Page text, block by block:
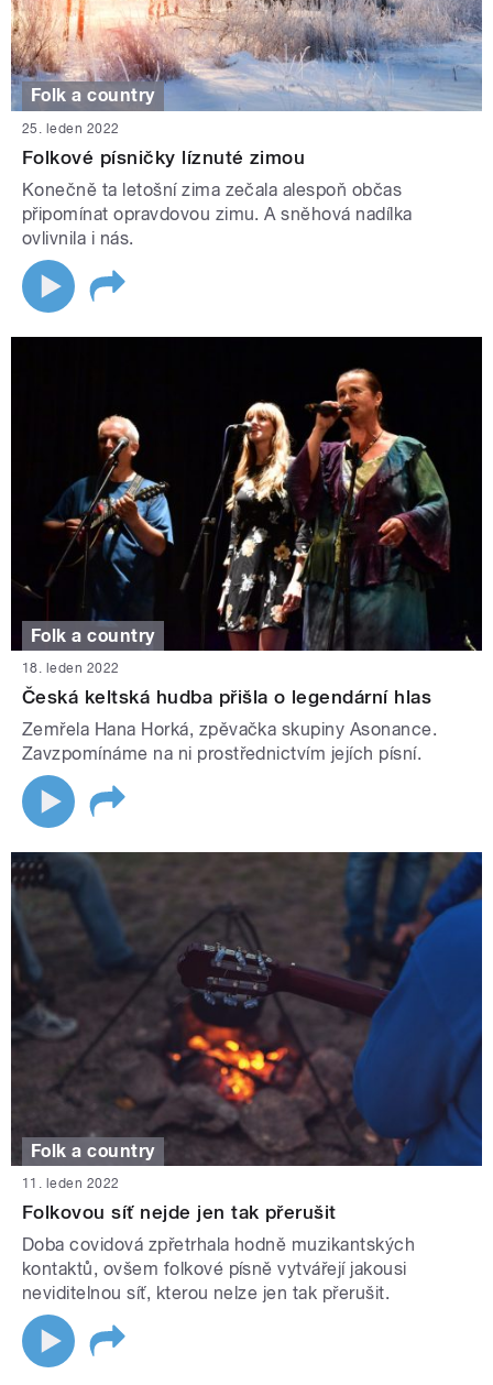
Folk a country
25. leden 2022
Folkové písničky líznuté zimou
Konečně ta letošní zima zečala alespoň občas
připomínat opravdovou zimu. A sněhová nadílka
ovlivnila i nás.
Folk a country
18. leden 2022
Česká keltská hudba přišla o legendární hlas
Zemřela Hana Horká, zpěvačka skupiny Asonance.
Zavzpomínáme na ni prostřednictvím jejích písní.
Folk a country
11. leden 2022
Folkovou síť nejde jen tak přerušit
Doba covidová zpřetrhala hodně muzikantských
kontaktů, ovšem folkové písně vytvářejí jakousi
neviditelnou síť, kterou nelze jen tak přerušit.